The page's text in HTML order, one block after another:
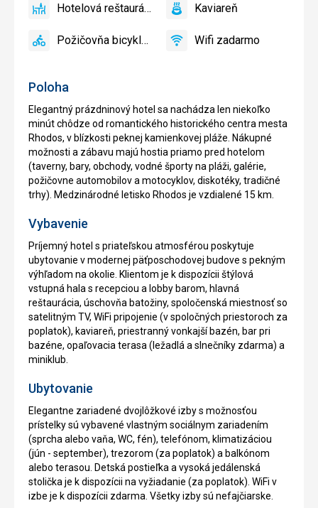
Poloha
Elegantný prázdninový hotel sa nachádza len niekoľko
minút chôdze od romantického historického centra mesta
Rhodos, v blízkosti peknej kamienkovej pláže. Nákupné
možnosti a zábavu majú hostia priamo pred hotelom
(taverny, bary, obchody, vodné športy na pláži, galérie,
požičovne automobilov a motocyklov, diskotéky, tradičné
trhy). Medzinárodné letisko Rhodos je vzdialené 15 km.
Vybavenie
Príjemný hotel s priateľskou atmosférou poskytuje
ubytovanie v modernej päťposchodovej budove s pekným
výhľadom na okolie. Klientom je k dispozícii štýlová
vstupná hala s recepciou a lobby barom, hlavná
reštaurácia, úschovňa batožiny, spoločenská miestnosť so
satelitným TV, WiFi pripojenie (v spoločných priestoroch za
poplatok), kaviareň, priestranný vonkajší bazén, bar pri
bazéne, opaľovacia terasa (ležadlá a slnečníky zdarma) a
miniklub.
Ubytovanie
Elegantne zariadené dvojlôžkové izby s možnosťou
prístelky sú vybavené vlastným sociálnym zariadením
(sprcha alebo vaňa, WC, fén), telefónom, klimatizáciou
(jún - september), trezorom (za poplatok) a balkónom
alebo terasou. Detská postieľka a vysoká jedálenská
stolička je k dispozícii na vyžiadanie (za poplatok). WiFi v
izbe je k dispozícii zdarma. Všetky izby sú nefajčiarske.
povolené
HotelováHotelová reštaurácia
áno KaviareňKaviareň
áno
Požičovňa
Požičovňa bicyklov
áno
Wifi
Wifi zadarmo
áno